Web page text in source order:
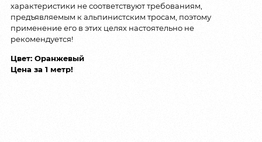
характеристики не соответствуют требованиям,
предъявляемым к альпинистским тросам, поэтому
применение его в этих целях настоятельно не
рекомендуется!
Цвет: Оранжевый
Цена за 1 метр!